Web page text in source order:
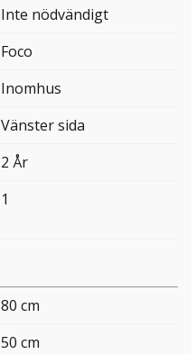
Inte nödvändigt
Foco
Inomhus
Vänster sida
2 År
1
80 cm
50 cm